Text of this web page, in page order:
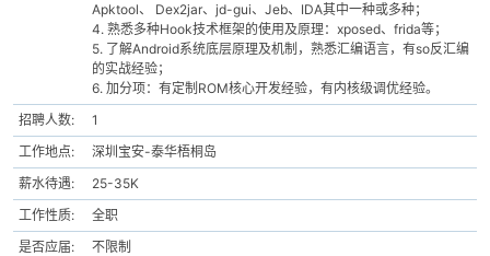
Apktool、 Dex2jar、jd-gui、Jeb、IDA其中一种或多种；
4. 熟悉多种Hook技术框架的使用及原理：xposed、frida等；
5. 了解Android系统底层原理及机制，熟悉汇编语言，有so反汇编
的实战经验；
6. 加分项：有定制ROM核心开发经验，有内核级调优经验。
招聘人数:
1
工作地点:
深圳宝安-泰华梧桐岛
薪水待遇:
25-35K
工作性质:
全职
是否应届:
不限制